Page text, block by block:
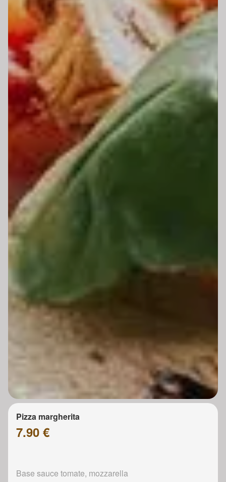
Pizza margherita
7.90 €
Base sauce tomate, mozzarella